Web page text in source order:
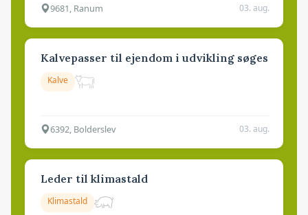
9681, Ranum 03. aug.
Kalvepasser til ejendom i udvikling søges
Kalve
6392, Bolderslev 03. aug.
Leder til klimastald
Klimastald